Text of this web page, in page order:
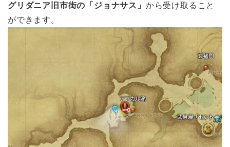
グリダニア旧市街の「ジョナサス」 から受け取ること
ができます。